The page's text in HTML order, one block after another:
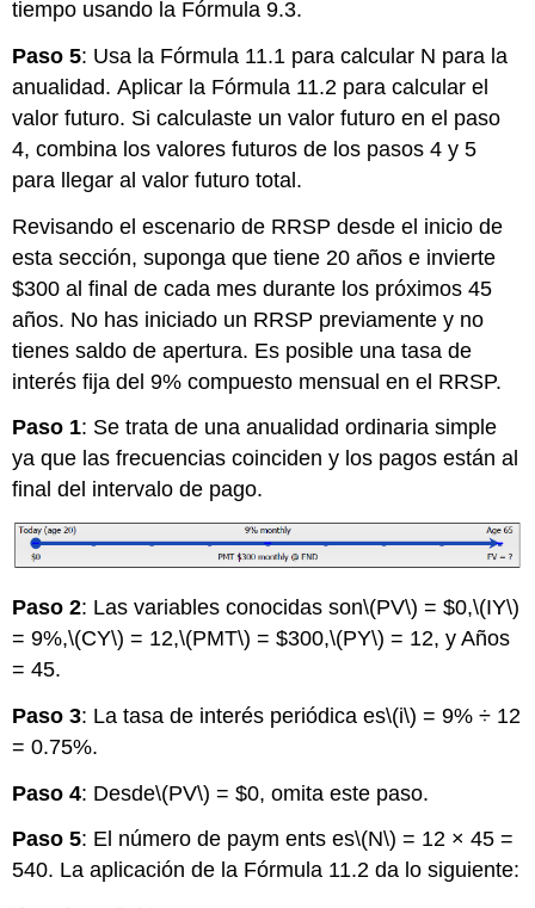
tiempo usando la Fórmula 9.3.
Paso 5: Usa la Fórmula 11.1 para calcular N para la
anualidad.Aplicar la Fórmula 11.2 para calcular el
valor futuro. Si calculaste un valor futuro en el paso
4, combina los valores futuros de los pasos 4 y 5
para llegar al valor futuro total.
Revisando el escenario de RRSP desde el inicio de
esta sección, suponga que tiene 20 años e invierte
$300 al final de cada mes durante los próximos 45
años. No has iniciado un RRSP previamente y no
tienes saldo de apertura. Es posible una tasa de
interés fija del 9% compuesto mensual en el RRSP.
Paso 1: Se trata de una anualidad ordinaria simple
ya que las frecuencias coinciden y los pagos están al
final del intervalo de pago.
Paso 2: Las variables conocidas son\(PV\) = $0,\(IY\)
= 9%,\(CY\) = 12,\(PMT\) = $300,\(PY\) = 12, y Años
= 45.
Paso 3: La tasa de interés periódica es\(i\) = 9% ÷ 12
= 0.75%.
Paso 4: Desde\(PV\) = $0, omita este paso.
Paso 5: El número de paym ents es\(N\) = 12 × 45 =
540. La aplicación de la Fórmula 11.2 da lo siguiente: